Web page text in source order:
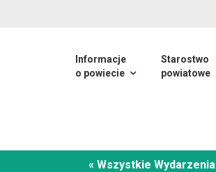
Informacje
o powiecie
Starostwo
powiatowe
« Wszystkie Wydarzenia